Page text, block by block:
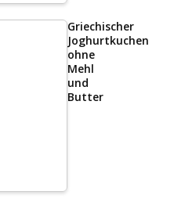
Griechischer
Joghurtkuchen
ohne
Mehl
und
Butter